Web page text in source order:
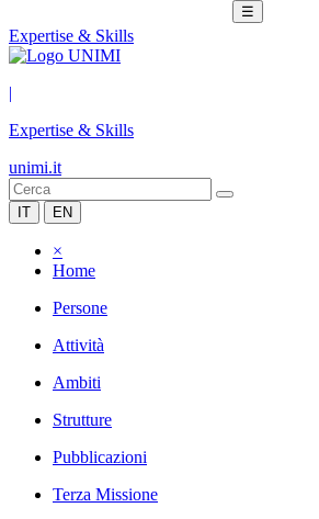
☰
Expertise & Skills
|
Expertise & Skills
unimi.it
IT EN
×
Home
Persone
Attività
Ambiti
Strutture
Pubblicazioni
Terza Missione